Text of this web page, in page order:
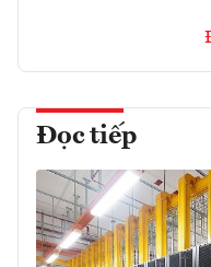
Đọc tiếp